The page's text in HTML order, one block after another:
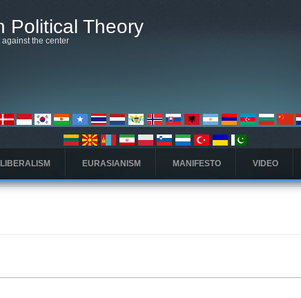
Political Theory
the center
EURASIANISM MANIFESTO VIDEO